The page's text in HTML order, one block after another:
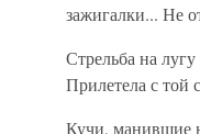
зажигалки... Не
Стрельба на
Прилетела с
Кучи, манившие